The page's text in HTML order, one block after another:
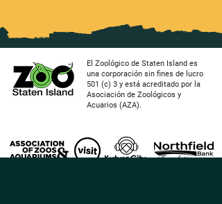
El Zoológico de Staten Island es
una corporación sin fines de lucro
501 (c) 3 y está acreditado por la
Asociación de Zoológicos y
Acuarios (AZA).